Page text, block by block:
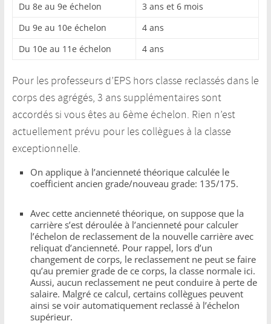
Du 8e au 9e échelon
3 ans et 6 mois
Du 9e au 10e échelon
4 ans
Du 10e au 11e échelon
4 ans
Pour les professeurs d’EPS hors classe reclassés dans le
corps des agrégés, 3 ans supplémentaires sont
accordés si vous êtes au 6ème échelon. Rien n’est
actuellement prévu pour les collègues à la classe
exceptionnelle.
On applique à l’ancienneté théorique calculée le
coefficient ancien grade/nouveau grade: 135/175.
Avec cette ancienneté théorique, on suppose que la
carrière s’est déroulée à l’ancienneté pour calculer
l’échelon de reclassement de la nouvelle carrière avec
reliquat d’ancienneté. Pour rappel, lors d’un
changement de corps, le reclassement ne peut se faire
qu’au premier grade de ce corps, la classe normale ici.
Aussi, aucun reclassement ne peut conduire à perte de
salaire. Malgré ce calcul, certains collègues peuvent
ainsi se voir automatiquement reclassé à l’échelon
supérieur.